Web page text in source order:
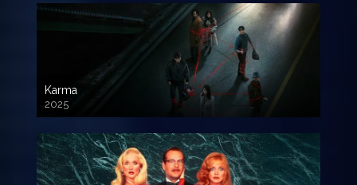
Karma
2025